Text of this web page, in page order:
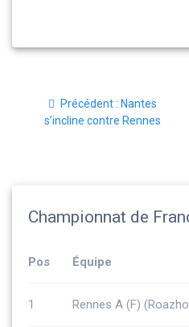
de
Précédent : Article
précédent
Nantes
s’incline contre Rennes
Championnat de
Pos Équipe
1 Rennes A (F)